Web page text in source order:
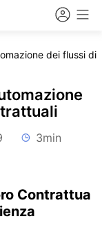
dei flussi di
3min
Contrattua